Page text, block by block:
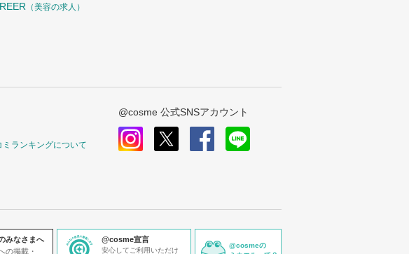
（美容の求人）
ミランキングについて
@cosme 公式SNSアカウント
みなさまへ
の掲載・
@cosme宣言
安心してご利用いただけ
@cosmeの